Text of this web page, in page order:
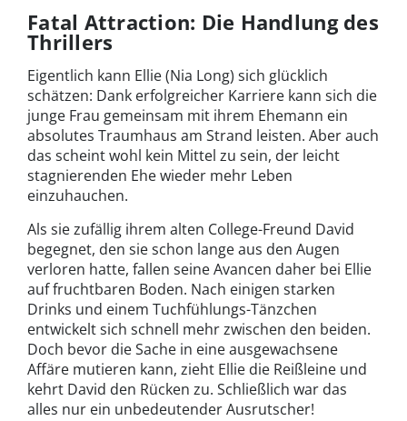
Fatal Attraction: Die Handlung des
Thrillers
Eigentlich kann Ellie (Nia Long) sich glücklich
schätzen: Dank erfolgreicher Karriere kann sich die
junge Frau gemeinsam mit ihrem Ehemann ein
absolutes Traumhaus am Strand leisten. Aber auch
das scheint wohl kein Mittel zu sein, der leicht
stagnierenden Ehe wieder mehr Leben
einzuhauchen.
Als sie zufällig ihrem alten College-Freund David
begegnet, den sie schon lange aus den Augen
verloren hatte, fallen seine Avancen daher bei Ellie
auf fruchtbaren Boden. Nach einigen starken
Drinks und einem Tuchfühlungs-Tänzchen
entwickelt sich schnell mehr zwischen den beiden.
Doch bevor die Sache in eine ausgewachsene
Affäre mutieren kann, zieht Ellie die Reißleine und
kehrt David den Rücken zu. Schließlich war das
alles nur ein unbedeutender Ausrutscher!